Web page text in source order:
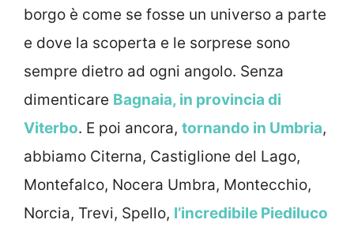
borgo è come se fosse un universo a parte
e dove la scoperta e le sorprese sono
sempre dietro ad ogni angolo. Senza
dimenticare Bagnaia, in provincia di
Viterbo. E poi ancora, tornando in Umbria,
abbiamo Citerna, Castiglione del Lago,
Montefalco, Nocera Umbra, Montecchio,
Norcia, Trevi, Spello, l’incredibile Piediluco